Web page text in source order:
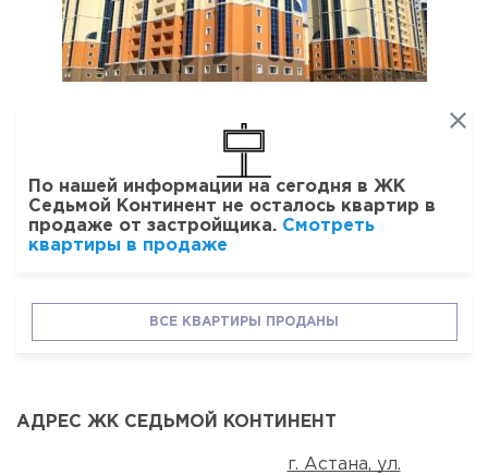
По нашей информации на сегодня в ЖК
Седьмой Континент не осталось квартир в
продаже от застройщика. Смотреть
квартиры в продаже
ВСЕ КВАРТИРЫ ПРОДАНЫ
АДРЕС ЖК СЕДЬМОЙ КОНТИНЕНТ
г. Астана, ул.